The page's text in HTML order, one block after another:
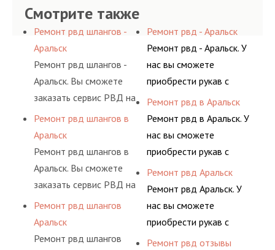
Смотрите также
Ремонт рвд шлангов -
Аральск
Ремонт рвд шлангов -
Аральск. Вы сможете
заказать сервис РВД на
разовой основе либо на
условиях
долговременного
комплексного
обслуживания
предприятия.
Ремонт рвд шлангов в
Аральск
Ремонт рвд шлангов в
Аральск. Вы сможете
заказать сервис РВД на
разовой основе либо на
условиях
долговременного
Ремонт рвд шлангов
Аральск
Ремонт рвд шлангов
Ремонт рвд - Аральск
Ремонт рвд - Аральск. У
нас вы сможете
приобрести рукав с
разными фитингами и
комплектующими,
АДЫМ Инжиниринг
предлагает ремонт
давления. Ремонт
шлангов производится
ными спецами, которые
помогут решить любую
Ремонт рвд в Аральск
Ремонт рвд в Аральск. У
нас вы сможете
приобрести рукав с
разными фитингами и
комплектующими,
АДЫМ Инжиниринг
предлагает ремонт
Ремонт рвд Аральск
Ремонт рвд Аральск. У
нас вы сможете
приобрести рукав с
разными фитингами и
Ремонт рвд отзывы